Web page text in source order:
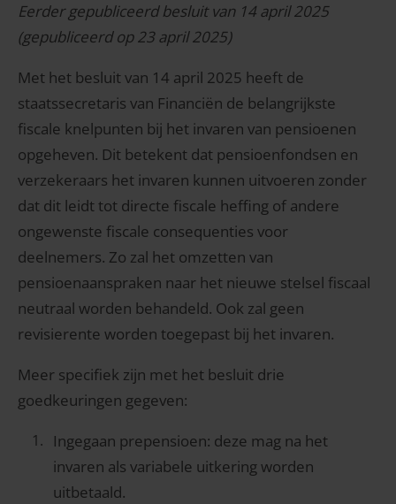
Eerder gepubliceerd besluit van 14 april 2025
(gepubliceerd op 23 april 2025)
Met het besluit van 14 april 2025 heeft de
staatssecretaris van Financiën de belangrijkste
fiscale knelpunten bij het invaren van pensioenen
opgeheven. Dit betekent dat pensioenfondsen en
verzekeraars het invaren kunnen uitvoeren zonder
dat dit leidt tot directe fiscale heffing of andere
ongewenste fiscale consequenties voor
deelnemers. Zo zal het omzetten van
pensioenaanspraken naar het nieuwe stelsel fiscaal
neutraal worden behandeld. Ook zal geen
revisierente worden toegepast bij het invaren.
Meer specifiek zijn met het besluit drie
goedkeuringen gegeven:
Ingegaan prepensioen: deze mag na het
invaren als variabele uitkering worden
uitbetaald.